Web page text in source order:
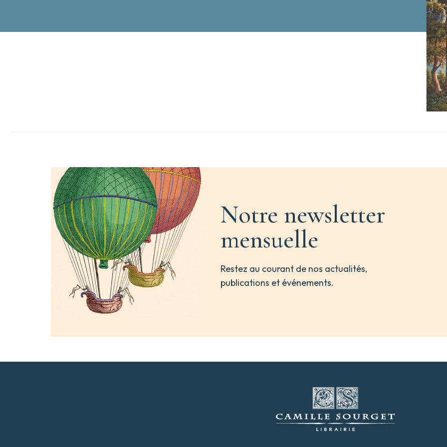
Notre newsletter
mensuelle
Restez au courant de nos actualités,
publications et événements.